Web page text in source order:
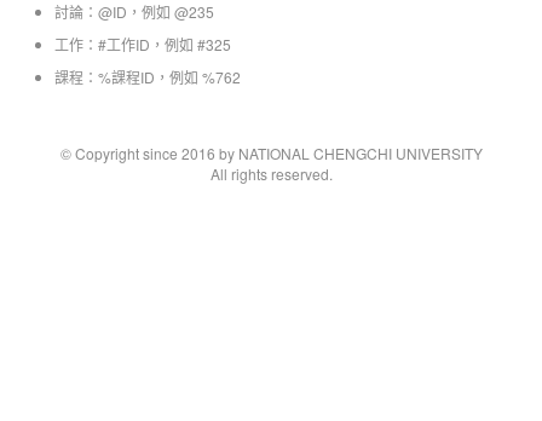
討論：@ID，例如 @235
工作：#工作ID，例如 #325
課程：%課程ID，例如 %762
© Copyright since 2016 by NATIONAL CHENGCHI UNIVERSITY
All rights reserved.